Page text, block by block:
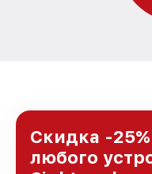
Скидка -
любого